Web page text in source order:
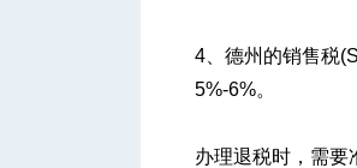
4、德州的销售税
5%-6%。
办理退税时，需要